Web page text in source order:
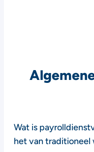
Wat is
het van traditioneel